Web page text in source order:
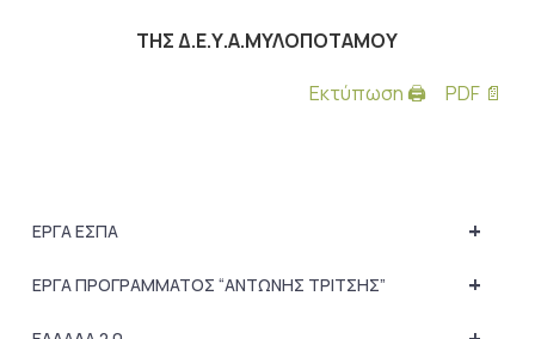
ΤΗΣ Δ.Ε.Υ.Α.ΜΥΛΟΠΟΤΑΜΟΥ
Εκτύπωση 🖨
PDF 📄
+
ΕΡΓΑ ΕΣΠΑ
+
ΕΡΓΑ ΠΡΟΓΡΑΜΜΑΤΟΣ “ΑΝΤΩΝΗΣ ΤΡΙΤΣΗΣ”